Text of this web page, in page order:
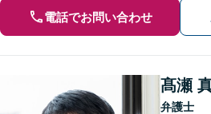
電話でお問い合わせ
髙瀬
弁護士